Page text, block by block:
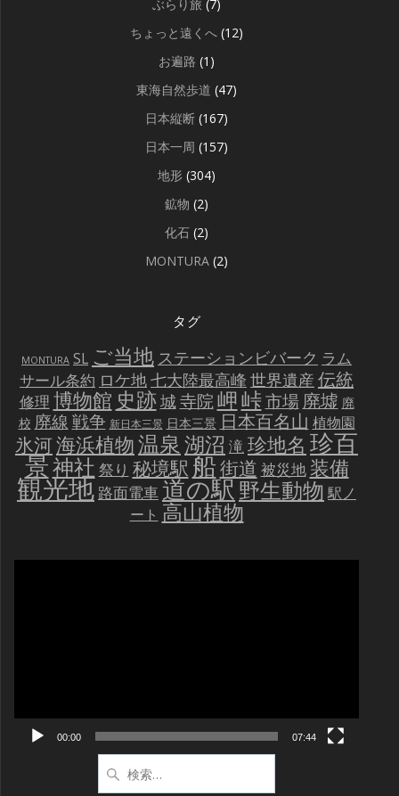
ぶらり旅 (7)
ちょっと遠くへ (12)
お遍路 (1)
東海自然歩道 (47)
日本縦断 (167)
日本一周 (157)
地形 (304)
鉱物 (2)
化石 (2)
MONTURA (2)
タグ
MONTURA SL ご当地 ステーションビバーク ラム
サール条約 ロケ地七大陸最高峰 世界遺産 伝統
修理 博物館 史跡城寺院岬峠市場 廃墟 廃
校 廃線戦争 新日本三景 日本三景 日本百名山 植物園
氷河海浜植物温泉湖沼 滝珍地名 珍百
景神社 祭り 秘境駅船街道 被災地 装備
観光地 路面電車道の駅野生動物 駅ノ
ート 高山植物
00:00 07:44
索: